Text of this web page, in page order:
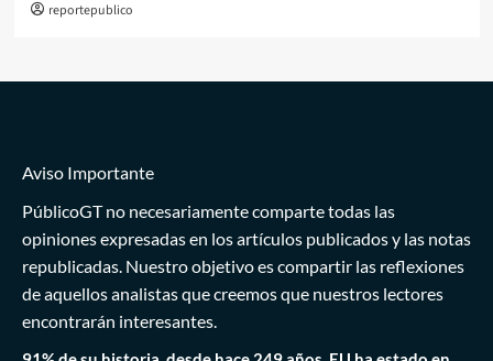
reportepublico
Aviso Importante
PúblicoGT no necesariamente comparte todas las
opiniones expresadas en los artículos publicados y las notas
republicadas. Nuestro objetivo es compartir las reflexiones
de aquellos analistas que creemos que nuestros lectores
encontrarán interesantes.